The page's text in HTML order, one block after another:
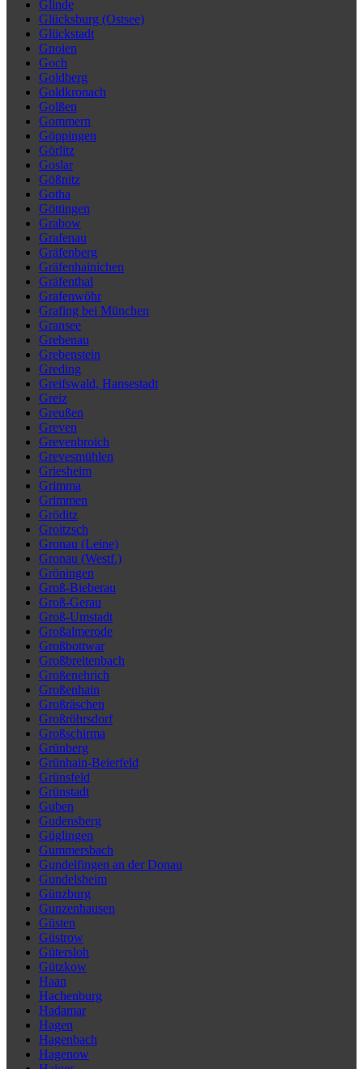
Glinde
Glücksburg (Ostsee)
Glückstadt
Gnoien
Goch
Goldberg
Goldkronach
Golßen
Gommern
Göppingen
Görlitz
Goslar
Gößnitz
Gotha
Göttingen
Grabow
Grafenau
Gräfenberg
Gräfenhainichen
Gräfenthal
Grafenwöhr
Grafing bei München
Gransee
Grebenau
Grebenstein
Greding
Greifswald, Hansestadt
Greiz
Greußen
Greven
Grevenbroich
Grevesmühlen
Griesheim
Grimma
Grimmen
Gröditz
Groitzsch
Gronau (Leine)
Gronau (Westf.)
Gröningen
Groß-Bieberau
Groß-Gerau
Groß-Umstadt
Großalmerode
Großbottwar
Großbreitenbach
Großenehrich
Großenhain
Großräschen
Großröhrsdorf
Großschirma
Grünberg
Grünhain-Beierfeld
Grünsfeld
Grünstadt
Guben
Gudensberg
Güglingen
Gummersbach
Gundelfingen an der Donau
Gundelsheim
Günzburg
Gunzenhausen
Güsten
Güstrow
Gütersloh
Gützkow
Haan
Hachenburg
Hadamar
Hagen
Hagenbach
Hagenow